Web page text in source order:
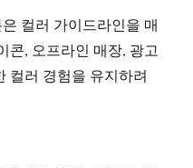
컬러 가이드라인을 매
콘, 오프라인 매장, 광고
컬러 경험을 유지하려